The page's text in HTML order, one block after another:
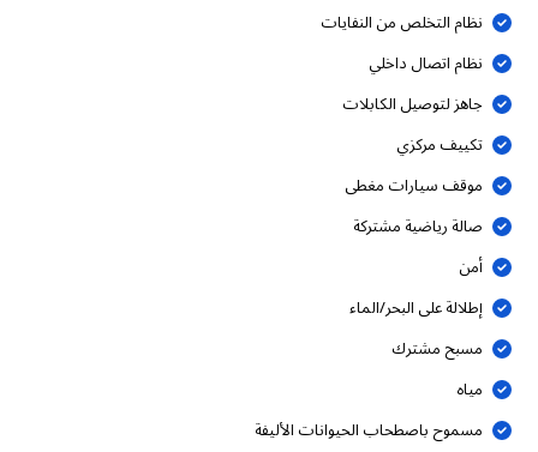
نظام التخلص من النفايات
نظام اتصال داخلي
جاهز لتوصيل الكابلات
تكييف مركزي
موقف سيارات مغطى
صالة رياضية مشتركة
أمن
إطلالة على البحر/الماء
مسبح مشترك
مياه
مسموح باصطحاب الحيوانات الأليفة